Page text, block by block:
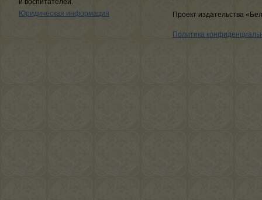
и воспитателей.
Юридическая информация
Проект издательства
Политика